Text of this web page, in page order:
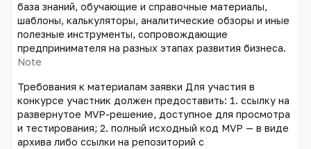
база знаний, обучающие и справочные материалы,
шаблоны, калькуляторы, аналитические обзоры и иные
полезные инструменты, сопровождающие
предпринимателя на разных этапах развития бизнеса.
Note
Требования к материалам заявки Для участия в
конкурсе участник должен предоставить: 1. ссылку на
развернутое MVP-решение, доступное для просмотра
и тестирования; 2. полный исходный код MVP — в виде
архива либо ссылки на репозиторий с